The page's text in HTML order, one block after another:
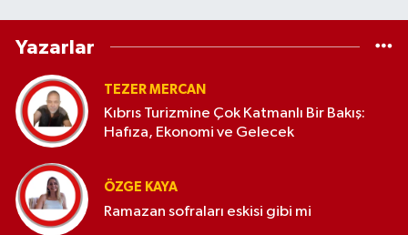
Yazarlar
TEZER MERCAN
Kıbrıs Turizmine Çok Katmanlı Bir Bakış:
Hafıza, Ekonomi ve Gelecek
ÖZGE KAYA
Ramazan sofraları eskisi gibi mi